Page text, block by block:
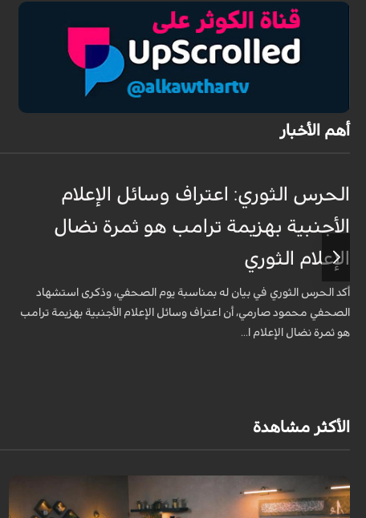
أهم الأخبار
الحرس الثوري: اعتراف وسائل الإعلام
الأجنبية بهزيمة ترامب هو ثمرة نضال
الإعلام الثوري
أكد الحرس الثوري في بيان له بمناسبة يوم الصحفي، وذكرى استشهاد
الصحفي محمود صارمي، أن اعتراف وسائل الإعلام الأجنبية بهزيمة ترامب
هو ثمرة نضال الإعلام ا...
الأكثر مشاهدة